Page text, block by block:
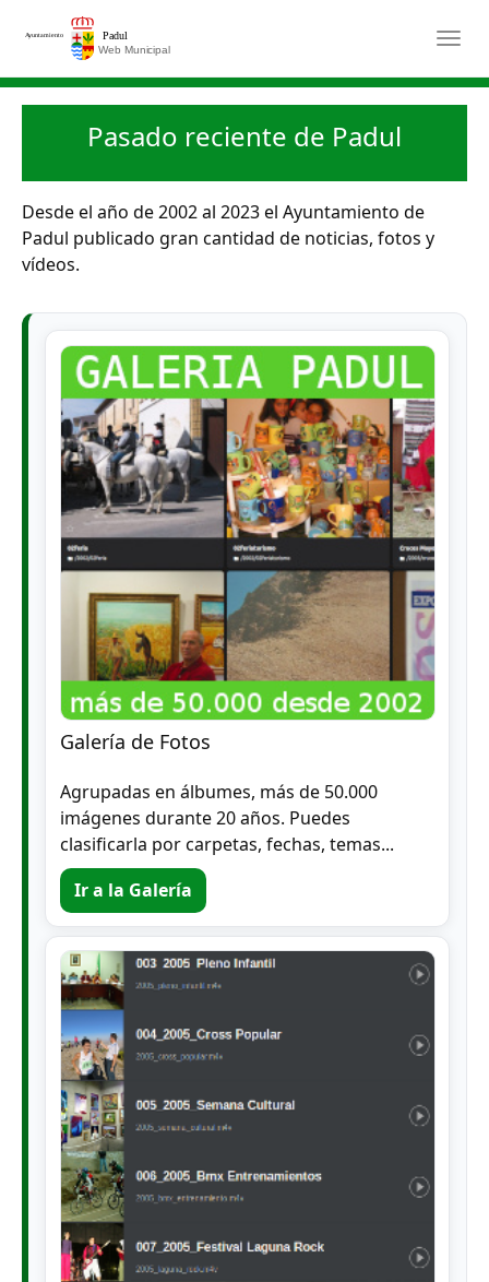
Saltar al contenido principal
Pasado reciente de Padul
Desde el año de 2002 al 2023 el Ayuntamiento de
Padul publicado gran cantidad de noticias, fotos y
vídeos.
Galería de Fotos
Agrupadas en álbumes, más de 50.000
imágenes durante 20 años. Puedes
clasificarla por carpetas, fechas, temas...
Ir a la Galería